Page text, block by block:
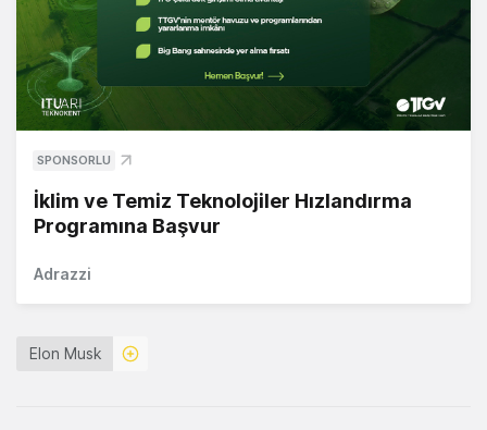
SPONSORLU
İklim ve Temiz Teknolojiler Hızlandırma
Programına Başvur
Adrazzi
Elon Musk